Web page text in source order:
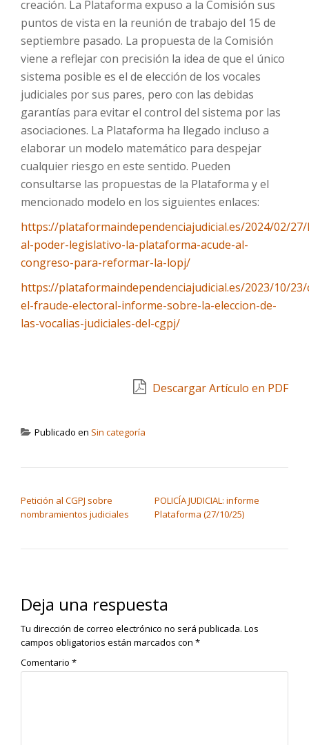
creación. La Plataforma expuso a la Comisión sus
puntos de vista en la reunión de trabajo del 15 de
septiembre pasado. La propuesta de la Comisión
viene a reflejar con precisión la idea de que el único
sistema posible es el de elección de los vocales
judiciales por sus pares, pero con las debidas
garantías para evitar el control del sistema por las
asociaciones. La Plataforma ha llegado incluso a
elaborar un modelo matemático para despejar
cualquier riesgo en este sentido. Pueden
consultarse las propuestas de la Plataforma y el
mencionado modelo en los siguientes enlaces:
https://plataformaindependenciajudicial.es/2024/02/
al-poder-legislativo-la-plataforma-acude-al-
congreso-para-reformar-la-lopj/
https://plataformaindependenciajudicial.es/2023/10/
el-fraude-electoral-informe-sobre-la-eleccion-de-
las-vocalias-judiciales-del-cgpj/
Descargar Artículo en PDF
Publicado en Sin categoría
Petición al CGPJ sobre
nombramientos judiciales
POLICÍA JUDICIAL: informe
Plataforma (27/10/25)
Deja una respuesta
Tu dirección de correo electrónico no será publicada. Los
campos obligatorios están marcados con *
Comentario *